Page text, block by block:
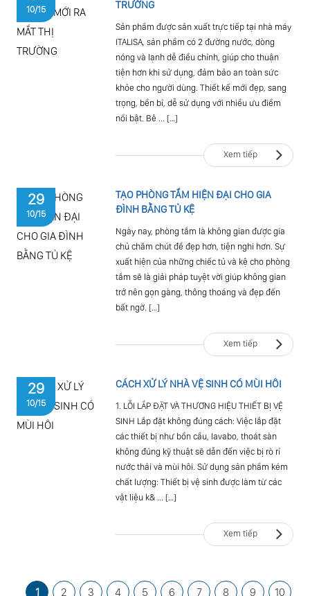
10/15
TRƯỜNG
Sản phẩm được sản xuất trực tiếp tại nhà máy
ITALISA, sản phẩm có 2 đường nước, dòng
nóng và lạnh dễ điều chỉnh, giúp cho thuận
tiện hơn khi sử dụng, đảm bảo an toàn sức
khỏe cho người dùng. Thiết kế mới đẹp, sang
trọng, bền bỉ, dễ sử dụng với nhiều ưu điểm
nổi bật. Bê ... […]
Xem tiếp
29
10/15
TẠO PHÒNG TẮM HIỆN ĐẠI CHO GIA
ĐÌNH BẰNG TỦ KỆ
Ngày nay, phòng tắm là không gian được gia
chủ chăm chút để đẹp hơn, tiện nghi hơn. Sự
xuất hiện của những chiếc tủ và kệ cho phòng
tắm sẽ là giải pháp tuyệt vời giúp không gian
trở nên gọn gàng, thông thoáng và đẹp đến
bất ngờ. […]
Xem tiếp
29
10/15
CÁCH XỬ LÝ NHÀ VỆ SINH CÓ MÙI HÔI
1. LỖI LẮP ĐẶT VÀ THƯƠNG HIỆU THIẾT BỊ VỆ
SINH Lắp đặt không đúng cách: Việc lắp đặt
các thiết bị như bồn cầu, lavabo, thoát sàn
không đúng kỹ thuật sẽ dẫn đến việc bị rò rỉ
nước thải và mùi hôi. Sử dụng sản phẩm kém
chất lượng: Thiết bị vệ sinh được làm từ các
vật liệu k& ... […]
Xem tiếp
1 2 3 4 5 6 7 8 9
10